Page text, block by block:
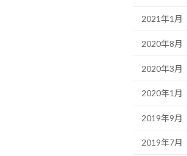
2021年1月
2020年8月
2020年3月
2020年1月
2019年9月
2019年7月